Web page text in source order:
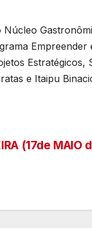
e Itaipu
(17de MAIO